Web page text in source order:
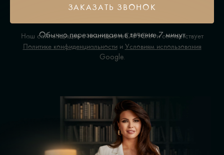
ЗАКАЗАТЬ ЗВОНОК
Обычно перезваниваем в течение 7 минут
Наш сайт защищен с помощью reCAPTCHA и соответствует
Политике конфиденциальности и Условиям использования
Google.